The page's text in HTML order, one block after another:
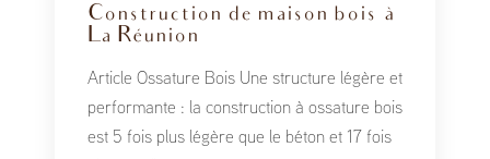
Construction de maison bois à
La Réunion
Article Ossature Bois Une structure légère et
performante : la construction à ossature bois
est 5 fois plus légère que le béton et 17 fois